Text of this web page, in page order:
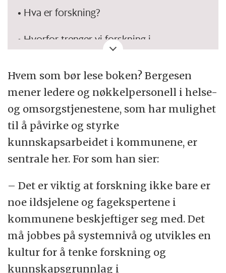
• Hva er forskning?
• Hvorfor trenger vi forskning i
• Forskning som strategisk satsing
• Hvordan foregår forskning?
• Forskningsetikk og personvern
• Forankring, medvirkning og
implementering
• Forskningskompetanse og samarbeid
• Hvordan kan forskning finansieres?
• Hva bør forskningsprotokollen
Hvem som bør lese boken? Bergesen
mener ledere og nøkkelpersonell i helse-
og omsorgstjenestene, som har mulighet
til å påvirke og styrke
kunnskapsarbeidet i kommunene, er
sentrale her. For som han sier:
– Det er viktig at forskning ikke bare er
noe ildsjelene og fagekspertene i
kommunene beskjeftiger seg med. Det
må jobbes på systemnivå og utvikles en
kultur for å tenke forskning og
kunnskapsgrunnlag i